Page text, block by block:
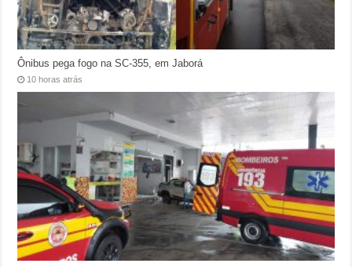
Ônibus pega fogo na SC-355, em Jaborá
10 horas atrás